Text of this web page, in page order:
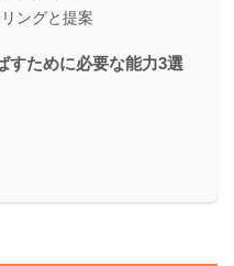
ングと提案
すために必要な能力3選